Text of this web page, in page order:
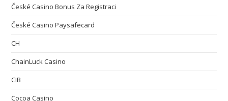
České Casino Bonus Za Registraci
České Casino Paysafecard
CH
ChainLuck Casino
CIB
Cocoa Casino